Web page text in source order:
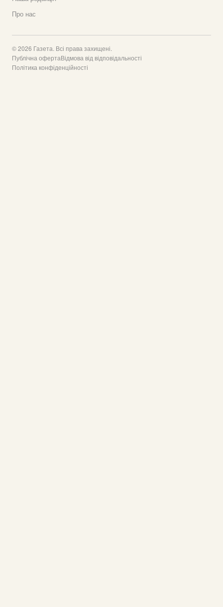
Про нас
© 2026 Газета. Всі права захищені.
Публічна офертаВідмова від відповідальності
Політика конфіденційності